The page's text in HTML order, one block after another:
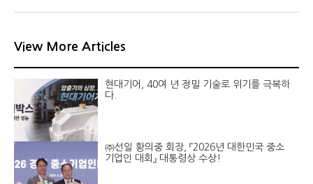
View More Articles
현대기어, 40여 년 정밀 기술로 위기를 극복하
다.
㈜선일 황의중 회장, 『2026년 대한민국 중소
기업인 대회』 대통령상 수상!